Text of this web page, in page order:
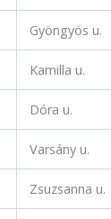
Gyöngyös u.
Kamilla u.
Dóra u.
Varsány u.
Zsuzsanna u.